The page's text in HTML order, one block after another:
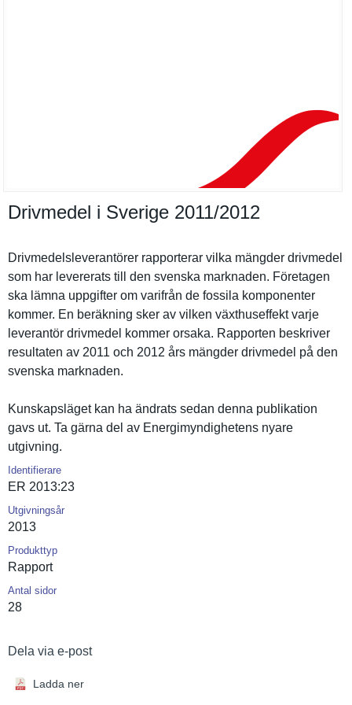
Drivmedel i Sverige 2011/​2012
Drivmedels­leverantör­er rapportera­r vilka mängder drivmedel
som har levererats till den svenska marknaden. Företagen
ska lämna uppgifter om varifrån de fossila komponente­r
kommer. En beräkning sker av vilken växthuseff­ekt varje
leverantör drivmedel kommer orsaka. Rapporten beskriver
resultaten av 2011 och 2012 års mängder drivmedel på den
svenska marknaden.
Kunskapslä­get kan ha ändrats sedan denna publikatio­n
gavs ut. Ta gärna del av Energimynd­ighetens nyare
utgivning.
Identifierare
ER 2013:23
Utgivningsår
2013
Produkttyp
Rapport
Antal sidor
28
Dela via e-post
Ladda ner